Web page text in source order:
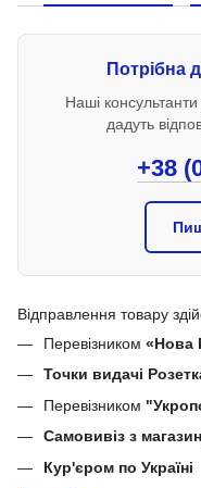
Потрібна
Наші
дадуть
+38
Відправлення товару
Перевізником «Нова
Точки видачі
Перевізником
Самовивіз з
Кур'єром по Україні